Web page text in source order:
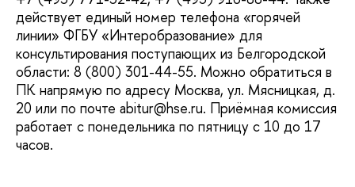
действует единый номер телефона «горячей
линии» ФГБУ «Интеробразование» для
консультирования поступающих из Белгородской
области: 8 (800) 301-44-55. Можно обратиться в
ПК напрямую по адресу Москва, ул. Мясницкая, д.
20 или по почте abitur@hse.ru. Приёмная комиссия
работает с понедельника по пятницу с 10 до 17
часов.